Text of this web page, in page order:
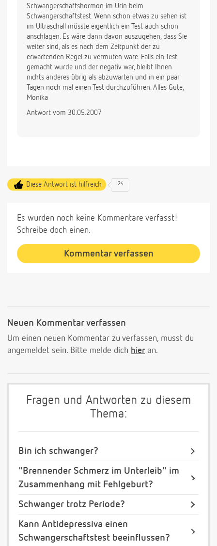
Schwangerschaftshormon im Urin beim
Schwangerschaftstest. Wenn schon etwas zu sehen ist
im Ultraschall müsste eigentlich ein Test auch schon
anschlagen. Es wäre dann davon auszugehen, dass Sie
weiter sind, als es nach dem Zeitpunkt der zu
erwartenden Regel zu vermuten wäre. Falls ein Test
gemacht wurde und der negativ war, bleibt Ihnen
nichts anderes übrig als abzuwarten und in ein paar
Tagen noch mal einen Test durchzuführen. Alles Gute,
Monika
Antwort vom 30.05.2007
Diese Antwort ist hilfreich 24
Es wurden noch keine Kommentare verfasst!
Schreibe doch einen.
Kommentar verfassen
Neuen Kommentar verfassen
Um einen neuen Kommentar zu verfassen, musst du
angemeldet sein. Bitte melde dich hier an.
Fragen und Antworten zu diesem
Thema:
Bin ich schwanger?
"Brennender Schmerz im Unterleib" im
Zusammenhang mit Fehlgeburt?
Schwanger trotz Periode?
Kann Antidepressiva einen
Schwangerschaftstest beeinflussen?